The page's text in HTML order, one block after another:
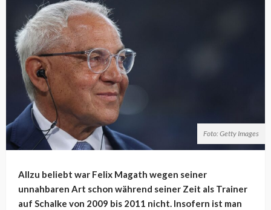
Foto: Getty Images
Allzu beliebt war Felix Magath wegen seiner
unnahbaren Art schon während seiner Zeit als Trainer
auf Schalke von 2009 bis 2011 nicht. Insofern ist man